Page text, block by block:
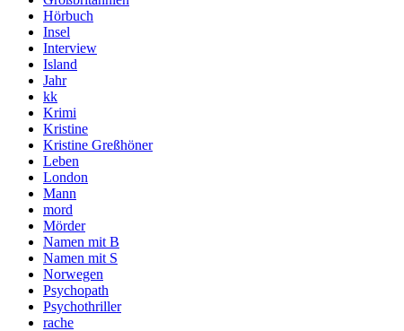
Hörbuch
Insel
Interview
Island
Jahr
kk
Krimi
Kristine
Kristine Greßhöner
Leben
London
Mann
mord
Mörder
Namen mit B
Namen mit S
Norwegen
Psychopath
Psychothriller
rache